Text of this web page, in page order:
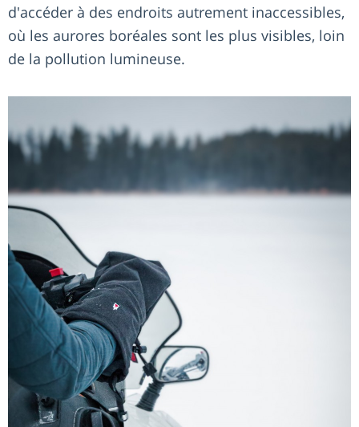
d'accéder à des endroits autrement inaccessibles,
où les aurores boréales sont les plus visibles, loin
de la pollution lumineuse.